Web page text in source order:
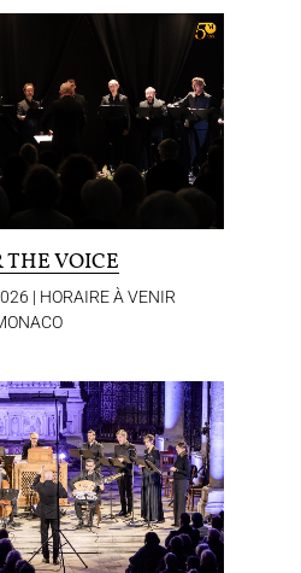
THE VOICE
| HORAIRE À VENIR